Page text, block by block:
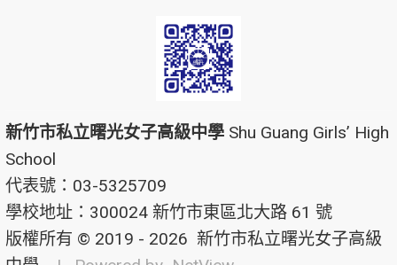
新竹市私立曙光女子高級中學 Shu Guang Girls’ High
School
代表號：03-5325709
學校地址：300024 新竹市東區北大路 61 號
版權所有 © 2019 - 2026 新竹市私立曙光女子高級